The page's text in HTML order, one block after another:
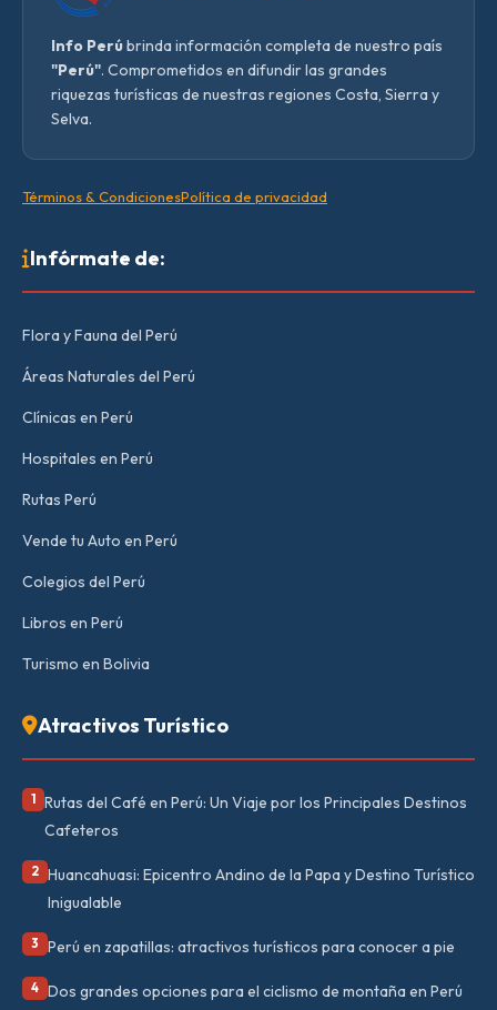
Info Perúbrinda información completa de nuestro país
"Perú". Comprometidos en difundir las grandes
riquezas turísticas de nuestras regiones Costa, Sierra y
Selva.
Términos & CondicionesPolítica de privacidad
Infórmate de:
Flora y Fauna del Perú
Áreas Naturales del Perú
Clínicas en Perú
Hospitales en Perú
Rutas Perú
Vende tu Auto en Perú
Colegios del Perú
Libros en Perú
Turismo en Bolivia
Atractivos Turístico
1 Rutas del Café en Perú: Un Viaje por los Principales Destinos
Cafeteros
2 Huancahuasi: Epicentro Andino de la Papa y Destino Turístico
Inigualable
3 Perú en zapatillas: atractivos turísticos para conocer a pie
4 Dos grandes opciones para el ciclismo de montaña en Perú